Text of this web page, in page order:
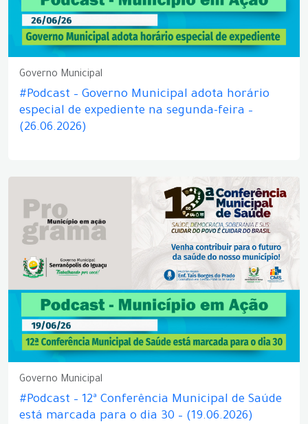
Governo Municipal
#Podcast – Governo Municipal adota horário
especial de expediente na segunda-feira –
(26.06.2026)
Governo Municipal
#Podcast – 12ª Conferência Municipal de Saúde
está marcada para o dia 30 – (19.06.2026)